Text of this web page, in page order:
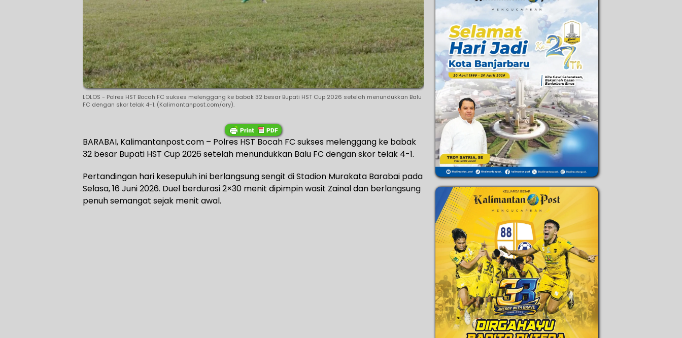
LOLOS - Polres HST Bocah FC sukses melenggang ke babak 32 besar Bupati HST Cup 2026 setelah menundukkan Balu
FC dengan skor telak 4-1. (Kalimantanpost.com/ary).
BARABAI, Kalimantanpost.com – Polres HST Bocah FC sukses melenggang ke babak
32 besar Bupati HST Cup 2026 setelah menundukkan Balu FC dengan skor telak 4-1.
Pertandingan hari kesepuluh ini berlangsung sengit di Stadion Murakata Barabai pada
Selasa, 16 Juni 2026. Duel berdurasi 2×30 menit dipimpin wasit Zainal dan berlangsung
penuh semangat sejak menit awal.